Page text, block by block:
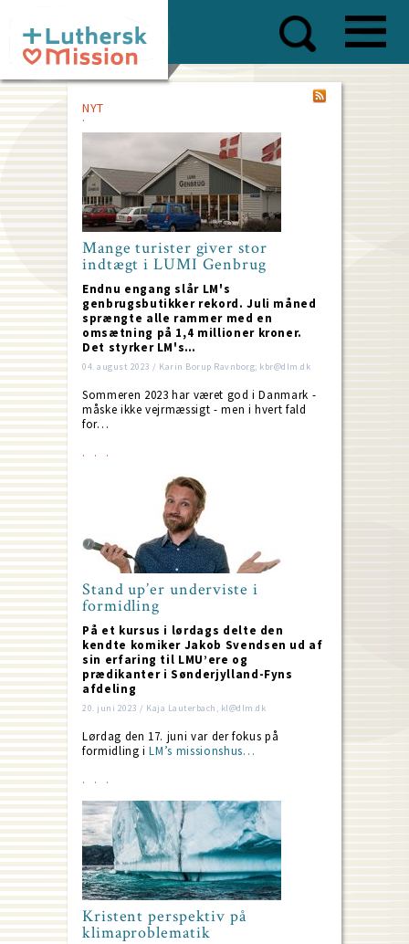
main
content
NYT
Mange turister giver stor
indtægt i LUMI Genbrug
Endnu engang slår LM's
genbrugsbutikker rekord. Juli måned
sprængte alle rammer med en
omsætning på 1,4 millioner kroner.
Det styrker LM's…
04. august 2023 / Karin Borup Ravnborg; kbr@dlm.dk
Sommeren 2023 har været god i Danmark -
måske ikke vejrmæssigt - men i hvert fald
for…
Stand up’er underviste i
formidling
På et kursus i lørdags delte den
kendte komiker Jakob Svendsen ud af
sin erfaring til LMU’ere og
prædikanter i Sønderjylland-Fyns
afdeling
20. juni 2023 / Kaja Lauterbach, kl@dlm.dk
Lørdag den 17. juni var der fokus på
formidling iLM’s missionshus…
Kristent perspektiv på
klimaproblematik